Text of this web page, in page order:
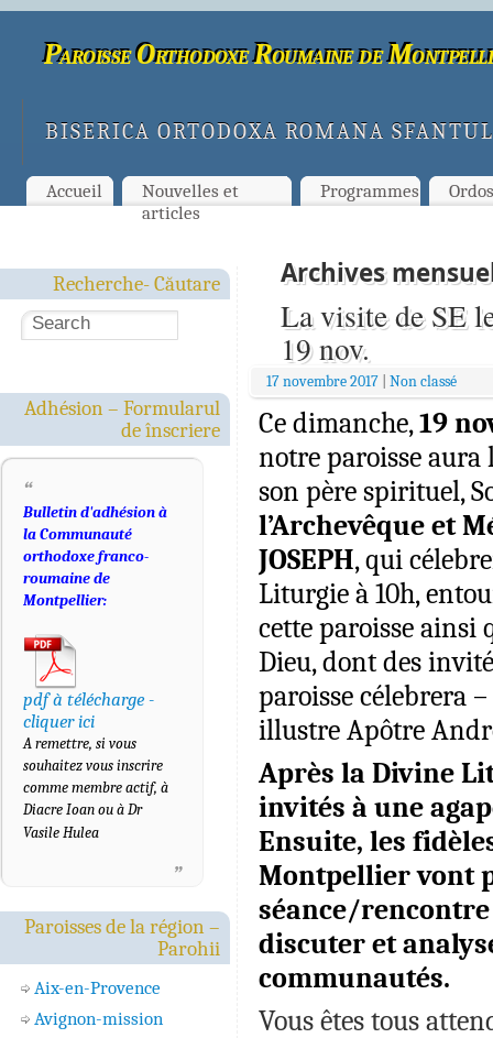
Paroisse Orthodoxe Roumaine de
BISERICA ORTODOXA ROMANA
Accueil
Nouvelles et
articles
Programmes Ordos
Archives
La visite de SE
19 nov.
17 novembre 2017 Non classé
Ce dimanche,19
notre paroisse aura
son père spirituel,
l’Archevêque et
JOSEPH, qui
Liturgie à 10h,
cette paroisse ainsi
Dieu, dont des
paroisse célebrera
illustre Apôtre
Après la Divine
invités à une
Ensuite, les
Montpellier vont
séance/
discuter et
communautés.
Vous êtes tous
Recherche- Căutare
Adhésion – Formularul
de înscriere
Bulletin d'adhésion à
la Communauté
orthodoxe franco-
roumaine de
Montpellier:
pdf à télécharge -
cliquer ici
A remettre, si vous
souhaitez vous inscrire
comme membre actif, à
Diacre Ioan ou à Dr
Vasile Hulea
Paroisses de la région –
Parohii
Aix-en-Provence
Avignon-mission